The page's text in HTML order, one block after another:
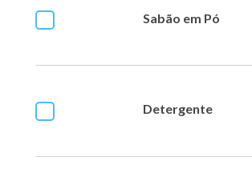
Sabão em Pó
Detergente